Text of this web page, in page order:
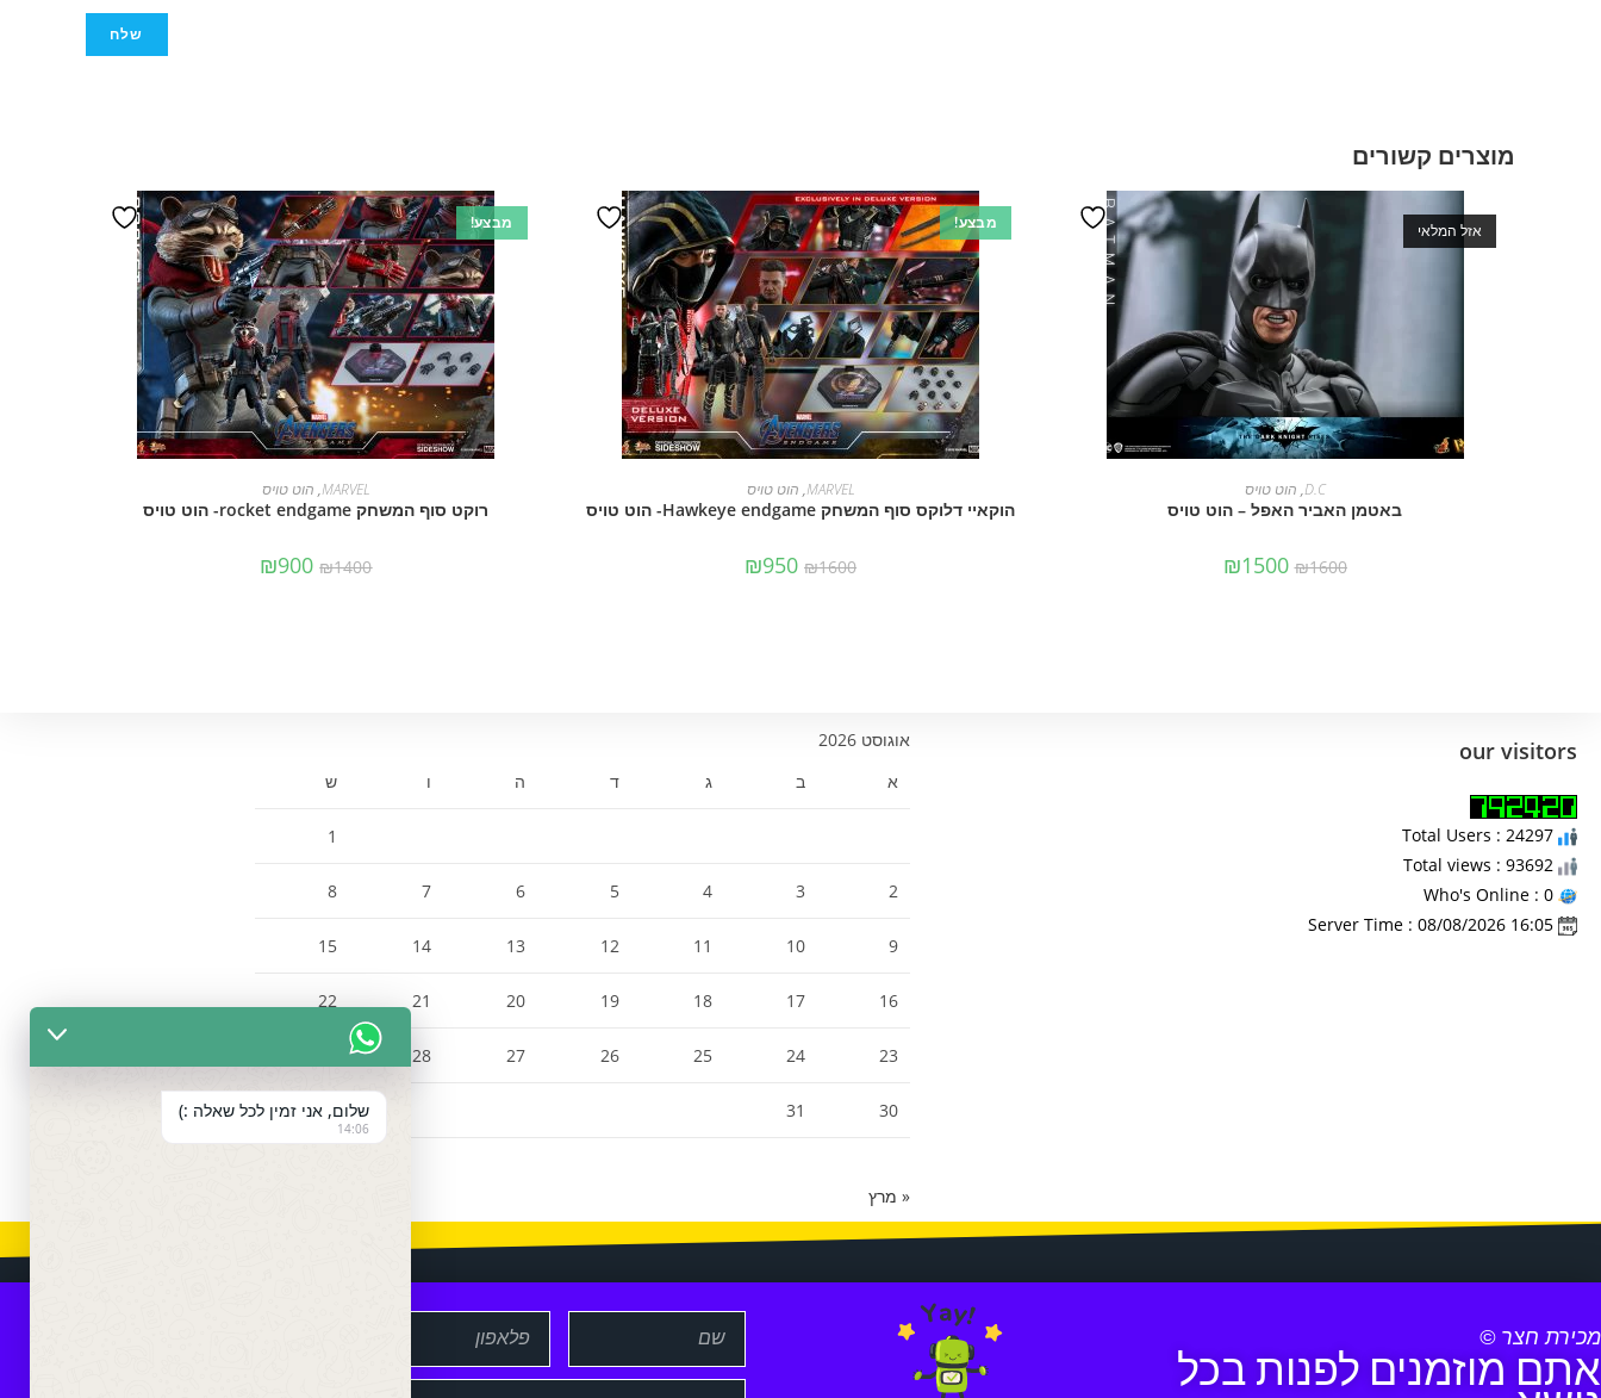
מוצרים קשורים
אזל המלאי
מידע נוסף
D.C
, הוט טויס
באטמן האביר האפל – הוט טויס
₪1600
₪1500
מבצע!
הוספה לסל
MARVEL
, הוט טויס
הוקאיי דלוקס סוף המשחק Hawkeye endgame- הוט טויס
₪1600
₪950
מבצע!
הוספה לסל
MARVEL
, הוט טויס
רוקט סוף המשחק rocket endgame- הוט טויס
₪1400
₪900
our visitors
אוגוסט 2026
א
ב ג ד ה ו ש
1
2
3
4
5
6
7
8
9
10
11
12
13
14
15
16
17
18
19
20
21
22
23
24
25
26
27
28
30
31
« מרץ
מכירת חצר ©
אתם מוזמנים לפנות בכל
שלום, אני זמין לכל שאלה :)
14:06